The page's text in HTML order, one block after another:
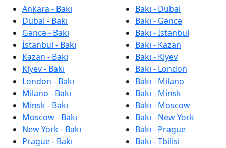
Ankara - Bakı
Dubai - Bakı
Gəncə - Bakı
İstanbul - Bakı
Kazan - Bakı
Kiyev - Bakı
London - Bakı
Milano - Bakı
Minsk - Bakı
Moscow - Bakı
New York - Bakı
Prague - Bakı
Bakı - Dubai
Bakı - Gəncə
Bakı - İstanbul
Bakı - Kazan
Bakı - Kiyev
Bakı - London
Bakı - Milano
Bakı - Minsk
Bakı - Moscow
Bakı - New York
Bakı - Prague
Bakı - Tbilisi